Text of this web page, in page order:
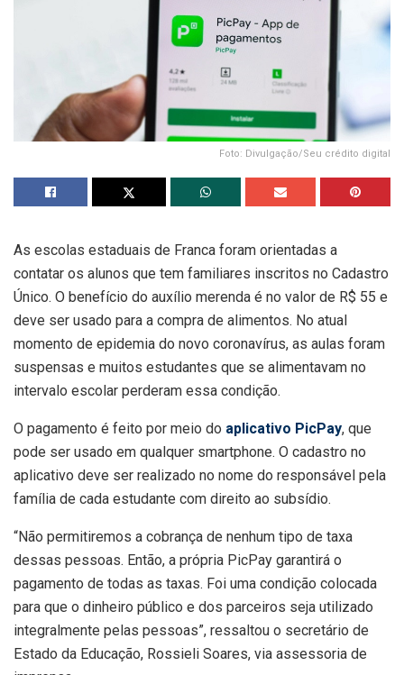
Foto: Divulgação/Seu crédito digital
As escolas estaduais de Franca foram orientadas a
contatar os alunos que tem familiares inscritos no Cadastro
Único. O benefício do auxílio merenda é no valor de R$ 55 e
deve ser usado para a compra de alimentos. No atual
momento de epidemia do novo coronavírus, as aulas foram
suspensas e muitos estudantes que se alimentavam no
intervalo escolar perderam essa condição.
O pagamento é feito por meio do aplicativo PicPay, que
pode ser usado em qualquer smartphone. O cadastro no
aplicativo deve ser realizado no nome do responsável pela
família de cada estudante com direito ao subsídio.
“Não permitiremos a cobrança de nenhum tipo de taxa
dessas pessoas. Então, a própria PicPay garantirá o
pagamento de todas as taxas. Foi uma condição colocada
para que o dinheiro público e dos parceiros seja utilizado
integralmente pelas pessoas”, ressaltou o secretário de
Estado da Educação, Rossieli Soares, via assessoria de